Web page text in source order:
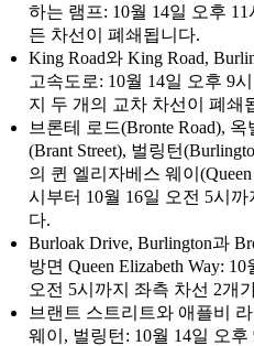
하는 램프: 10월 14일 오후
든 차선이 폐쇄됩니다.
King Road와 King Road,
고속도로: 10월 14일 오후 9
지 두 개의 교차 차선이 폐쇄
브론테 로드(Bronte Road),
(Brant Street), 벌링턴
의 퀸 엘리자베스 웨이
시부터 10월 16일 오전 5시
다.
Burloak Drive, Burlington과
방면 Queen Elizabeth Way:
오전 5시까지 좌측 차선 2개
브랜트 스트리트와 애플비
웨이, 벌링턴: 10월 14일 오